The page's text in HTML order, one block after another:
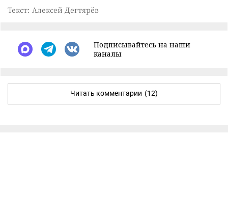
Текст: Алексей Дегтярёв
Подписывайтесь на наши
каналы
Читать комментарии (12)